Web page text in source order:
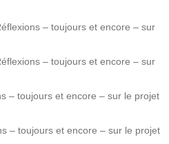
– toujours et encore – sur
– toujours et encore – sur
– toujours et encore – sur le projet
– toujours et encore – sur le projet